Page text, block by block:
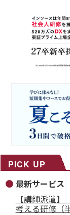
PICK UP
最新サービス
【講師派遣
考える研修（